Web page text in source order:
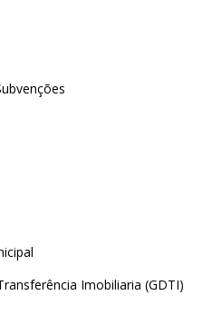
Imobiliaria (GDTI)